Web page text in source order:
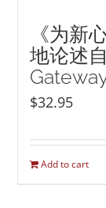
《为新
地论述
$32.95
Add to cart